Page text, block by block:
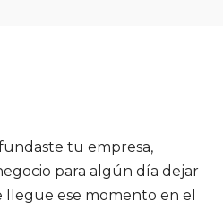
tu empresa,
para algún día dejar
llegue ese momento en el